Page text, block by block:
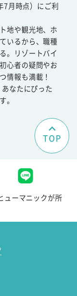
7月時点）にご利
地や観光地、ホ
いるから、職種
。リゾートバイ
心者の疑問やお
情報も満載！
なたにぴった
。
TOP
ューマニックが所